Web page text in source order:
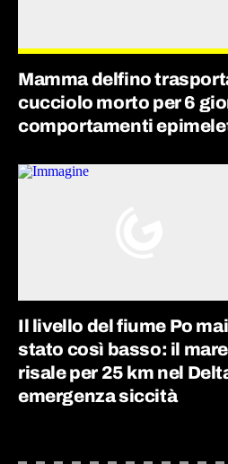
Mamma delfino
cucciolo morto per 6
comportamenti
Il livello del fiume Po mai
stato così basso: il mare
risale per 25 km nel
emergenza siccità